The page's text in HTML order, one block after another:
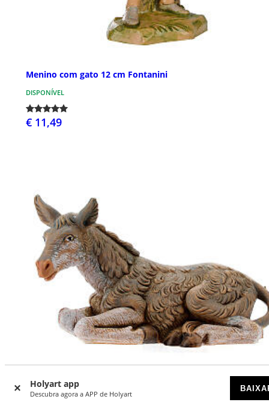
Holyart app
Descubra agora a APP de Holyart
Menino com gato 12 cm Fontanini
DISPONÍVEL
€ 11,49
-17%